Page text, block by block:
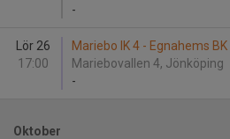
-
Lör 26
17:00
Mariebo IK 4 - Egnahems BK
Mariebovallen 4, Jönköping
-
Oktober